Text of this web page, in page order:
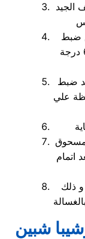
الجيد
ضبط
مؤشر الحرارة علي متوسط درجة من 65 درجة
ضبط
علي
اتمام
ذلك
شبين